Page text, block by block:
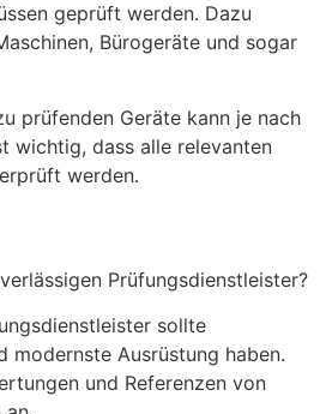
geprüft werden. Dazu
Bürogeräte und sogar
prüfenden Geräte kann je nach
wichtig, dass alle relevanten
werden.
Prüfungsdienstleister?
sollte
modernste Ausrüstung haben.
und Referenzen von